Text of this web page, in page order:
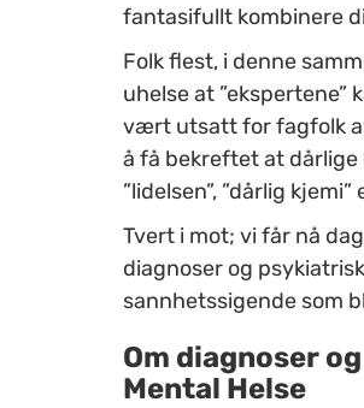
fantasifullt kombinere
Folk flest, i denne
uhelse at ”ekspertene”
vært utsatt for fagfolk
å få bekreftet at
”lidelsen”, ”dårlig
Tvert i mot; vi får nå
diagnoser og
sannhetssigende som
Om diagnoser
Mental Helse